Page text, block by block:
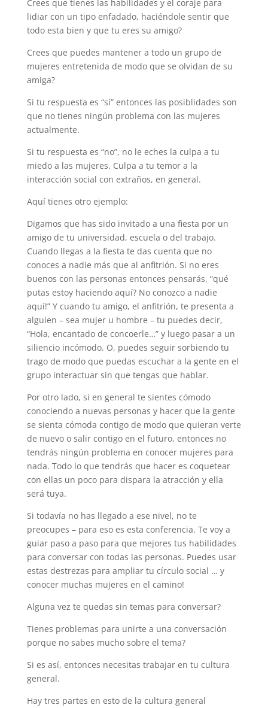
Crees que tienes las habilidades y el coraje para
lidiar con un tipo enfadado, haciéndole sentir que
todo esta bien y que tu eres su amigo?
Crees que puedes mantener a todo un grupo de
mujeres entretenida de modo que se olvidan de su
amiga?
Si tu respuesta es “sí” entonces las posiblidades son
que no tienes ningún problema con las mujeres
actualmente.
Si tu respuesta es “no”, no le eches la culpa a tu
miedo a las mujeres. Culpa a tu temor a la
interacción social con extraños, en general.
Aquí tienes otro ejemplo:
Digamos que has sido invitado a una fiesta por un
amigo de tu universidad, escuela o del trabajo.
Cuando llegas a la fiesta te das cuenta que no
conoces a nadie más que al anfitrión. Si no eres
buenos con las personas entonces pensarás, “qué
putas estoy haciendo aquí? No conozco a nadie
aquí!” Y cuando tu amigo, el anfitrión, te presenta a
alguien – sea mujer u hombre – tu puedes decir,
“Hola, encantado de concoerle…” y luego pasar a un
siliencio incómodo. O, puedes seguir sorbiendo tu
trago de modo que puedas escuchar a la gente en el
grupo interactuar sin que tengas que hablar.
Por otro lado, si en general te sientes cómodo
conociendo a nuevas personas y hacer que la gente
se sienta cómoda contigo de modo que quieran verte
de nuevo o salir contigo en el futuro, entonces no
tendrás ningún problema en conocer mujeres para
nada. Todo lo que tendrás que hacer es coquetear
con ellas un poco para dispara la atracción y ella
será tuya.
Si todavía no has llegado a ese nivel, no te
preocupes – para eso es esta conferencia. Te voy a
guiar paso a paso para que mejores tus habilidades
para conversar con todas las personas. Puedes usar
estas destrezas para ampliar tu círculo social … y
conocer muchas mujeres en el camino!
Alguna vez te quedas sin temas para conversar?
Tienes problemas para unirte a una conversación
porque no sabes mucho sobre el tema?
Si es así, entonces necesitas trabajar en tu cultura
general.
Hay tres partes en esto de la cultura general